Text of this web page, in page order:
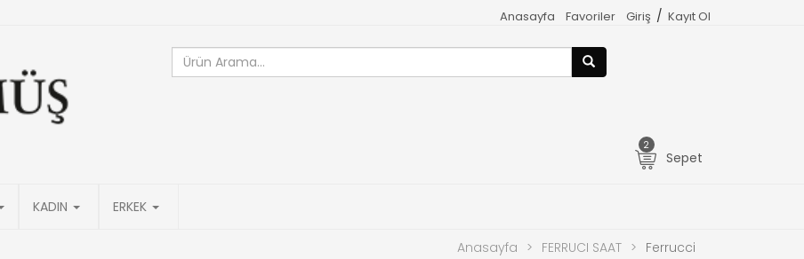
Giriş / Kayıt Ol
Favoriler
Anasayfa
2
Sepet
KADIN ERKEK
Anasayfa > FERRUCI SAAT > Ferrucci